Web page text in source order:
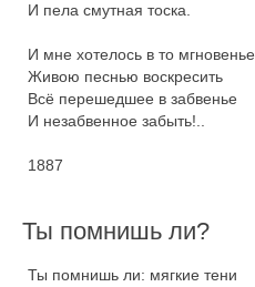
И пела смутная тоска.
И мне хотелось в то мгновенье
Живою песнью воскресить
Всё перешедшее в забвенье
И незабвенное забыть!..
1887
Ты помнишь ли?
Ты помнишь ли: мягкие тени